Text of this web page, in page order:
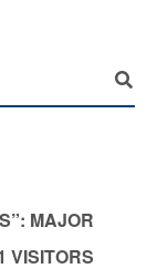
MAJOR
VISITORS